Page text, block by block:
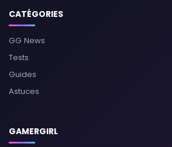
CATÉGORIES
GG News
Tests
Guides
Astuces
GAMERGIRL